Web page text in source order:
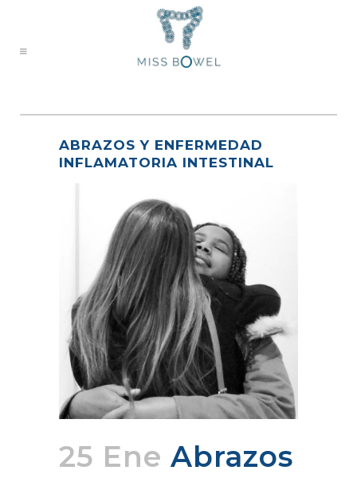
ABRAZOS Y ENFERMEDAD
INFLAMATORIA INTESTINAL
25 Ene Abrazos